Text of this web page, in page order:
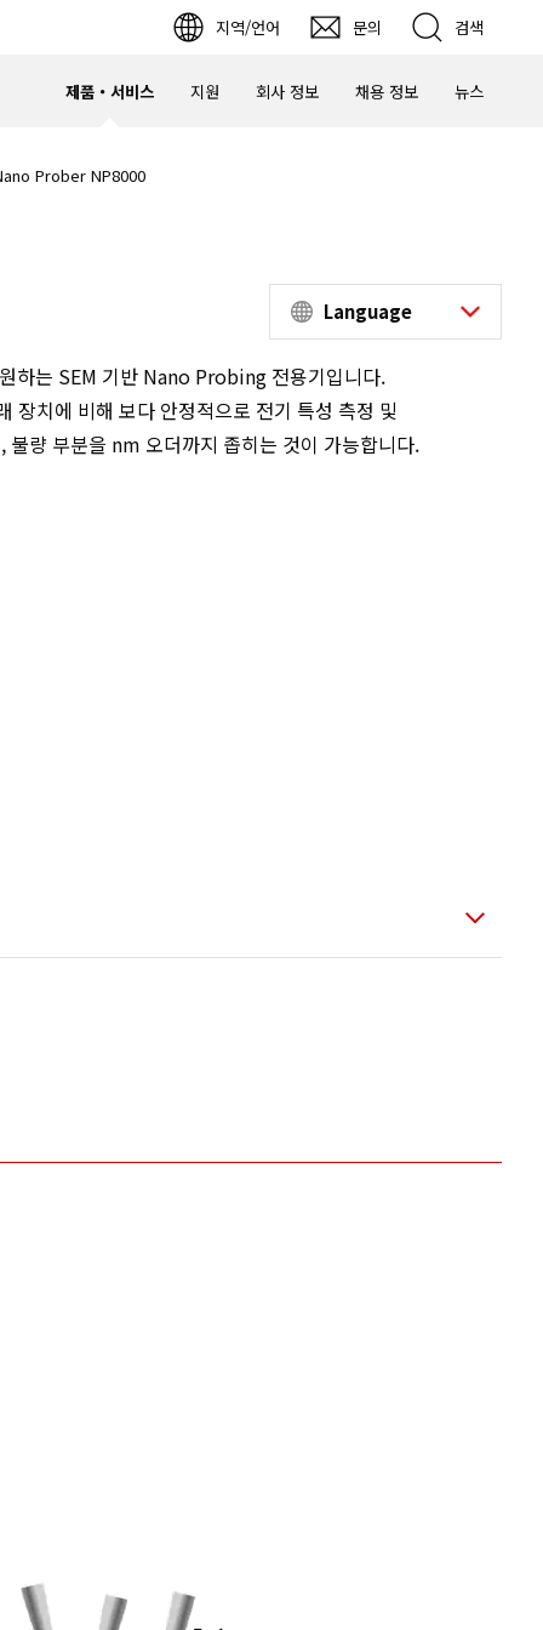
지역/언어 문의 검색
제품・서비스 지원 회사 정보 채용 정보 뉴스
Prober NP8000
Language
하는 SEM 기반 Nano Probing 전용기입니다.
장치에 비해 보다 안정적으로 전기 특성 측정 및
불량 부분을 nm 오더까지 좁히는 것이 가능합니다.